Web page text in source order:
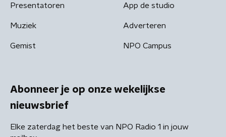
Presentatoren
Muziek
Gemist
App de studio
Adverteren
NPO Campus
Abonneer je op onze wekelijkse
nieuwsbrief
Elke zaterdag het beste van NPO Radio 1 in jouw